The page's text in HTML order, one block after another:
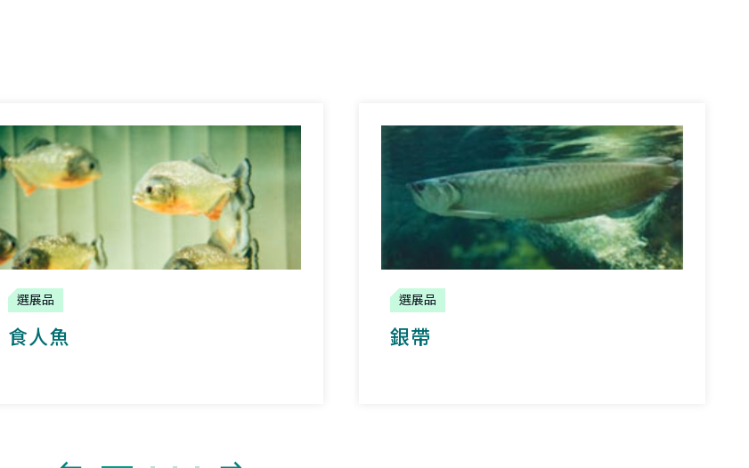
選展品
食人魚
選展品
銀帶